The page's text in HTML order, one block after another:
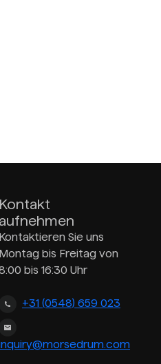
Kontakt
aufnehmen
Kontaktieren Sie uns
Montag bis Freitag von
bis 16:30 Uhr
+31 (0548) 659 023